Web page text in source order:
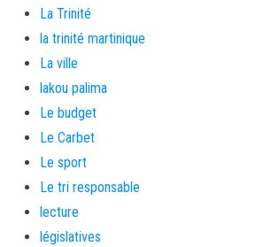
La Trinité
la trinité martinique
La ville
lakou palima
Le budget
Le Carbet
Le sport
Le tri responsable
lecture
législatives